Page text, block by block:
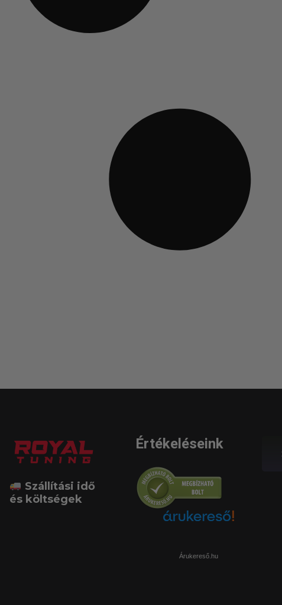
Szállítási idő
és költségek
Értékeléseink
Árukereső.hu